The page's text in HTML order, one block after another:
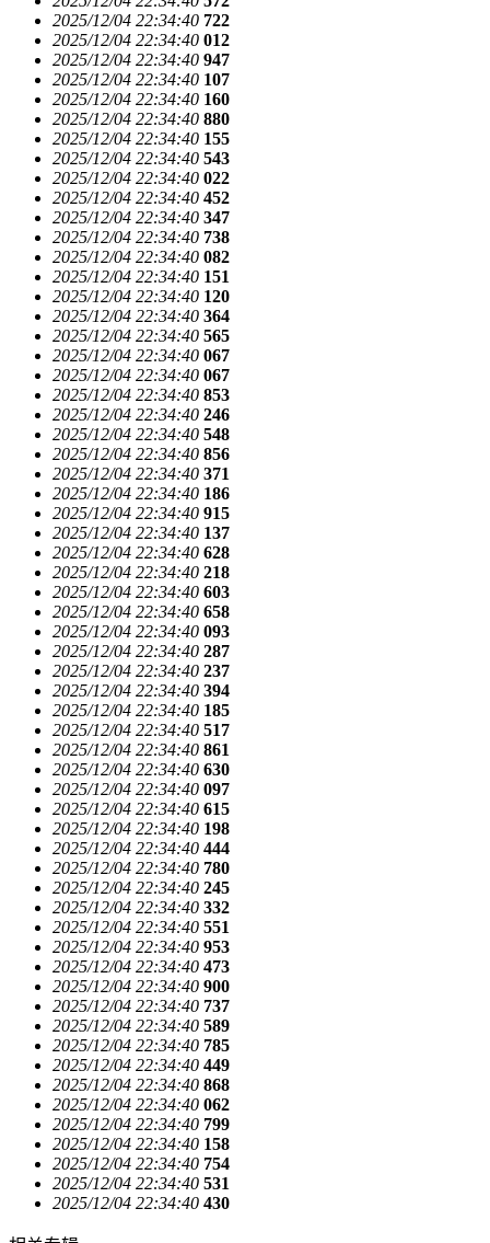
2025/12/04 22:34:40 722
2025/12/04 22:34:40 012
2025/12/04 22:34:40 947
2025/12/04 22:34:40 107
2025/12/04 22:34:40 160
2025/12/04 22:34:40 880
2025/12/04 22:34:40 155
2025/12/04 22:34:40 543
2025/12/04 22:34:40 022
2025/12/04 22:34:40 452
2025/12/04 22:34:40 347
2025/12/04 22:34:40 738
2025/12/04 22:34:40 082
2025/12/04 22:34:40 151
2025/12/04 22:34:40 120
2025/12/04 22:34:40 364
2025/12/04 22:34:40 565
2025/12/04 22:34:40 067
2025/12/04 22:34:40 067
2025/12/04 22:34:40 853
2025/12/04 22:34:40 246
2025/12/04 22:34:40 548
2025/12/04 22:34:40 856
2025/12/04 22:34:40 371
2025/12/04 22:34:40 186
2025/12/04 22:34:40 915
2025/12/04 22:34:40 137
2025/12/04 22:34:40 628
2025/12/04 22:34:40 218
2025/12/04 22:34:40 603
2025/12/04 22:34:40 658
2025/12/04 22:34:40 093
2025/12/04 22:34:40 287
2025/12/04 22:34:40 237
2025/12/04 22:34:40 394
2025/12/04 22:34:40 185
2025/12/04 22:34:40 517
2025/12/04 22:34:40 861
2025/12/04 22:34:40 630
2025/12/04 22:34:40 097
2025/12/04 22:34:40 615
2025/12/04 22:34:40 198
2025/12/04 22:34:40 444
2025/12/04 22:34:40 780
2025/12/04 22:34:40 245
2025/12/04 22:34:40 332
2025/12/04 22:34:40 551
2025/12/04 22:34:40 953
2025/12/04 22:34:40 473
2025/12/04 22:34:40 900
2025/12/04 22:34:40 737
2025/12/04 22:34:40 589
2025/12/04 22:34:40 785
2025/12/04 22:34:40 449
2025/12/04 22:34:40 868
2025/12/04 22:34:40 062
2025/12/04 22:34:40 799
2025/12/04 22:34:40 158
2025/12/04 22:34:40 754
2025/12/04 22:34:40 531
2025/12/04 22:34:40 430